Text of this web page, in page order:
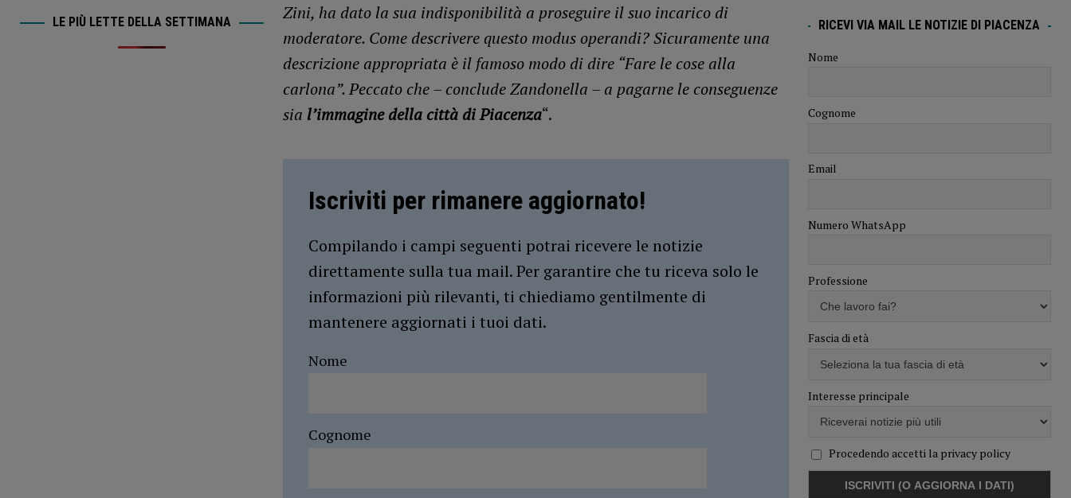
Zini, ha dato la sua indisponibilità a proseguire il suo incarico di
moderatore. Come descrivere questo modus operandi? Sicuramente una
descrizione appropriata è il famoso modo di dire “Fare le cose alla
carlona”. Peccato che – conclude Zandonella – a pagarne le conseguenze
sia l’immagine della città di Piacenza“.
Iscriviti per rimanere aggiornato!
Compilando i campi seguenti potrai ricevere le notizie
direttamente sulla tua mail. Per garantire che tu riceva solo le
informazioni più rilevanti, ti chiediamo gentilmente di
mantenere aggiornati i tuoi dati.
Nome
Cognome
LE PIÙ LETTE DELLA SETTIMANA RICEVI VIA MAIL LE NOTIZIE DI PIACENZA
Nome
Cognome
Email
Numero WhatsApp
Professione
Fascia di età
Interesse principale
Procedendo accetti la privacy policy